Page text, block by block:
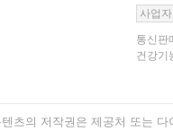
사업
통신판
건강기
츠의 저작권은 제공처 또는